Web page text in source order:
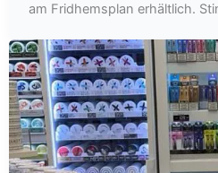
am Fridhemsplan erhältlich.